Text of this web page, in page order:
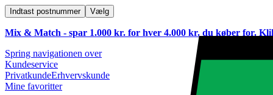
Indtast postnummer Vælg
Mix & Match - spar 1.000 kr. for hver 4.000 kr. du køber for.
Spring navigationen over
Kundeservice
PrivatkundeErhvervskunde
Mine favoritter